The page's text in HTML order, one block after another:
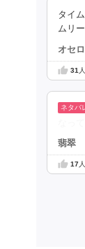
タイ
ムリ
オセロ
31
なっ
翡翠
17